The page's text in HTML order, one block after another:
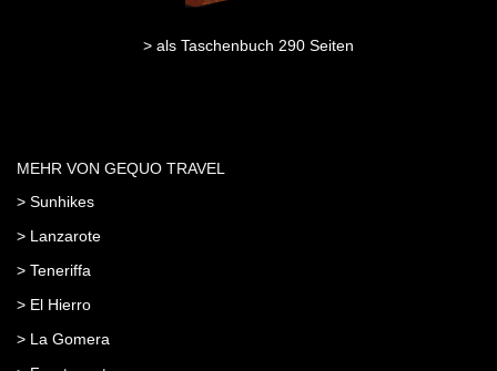
> als Taschenbuch 290 Seiten
MEHR VON GEQUO TRAVEL
> Sunhikes
> Lanzarote
> Teneriffa
> El Hierro
> La Gomera